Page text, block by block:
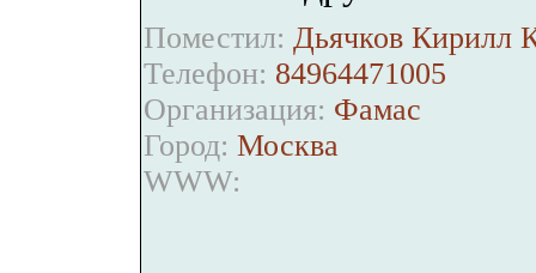
Поместил: Дьячков Кирилл
Телефон: 84964471005
Организация: Фамас
Город: Москва
WWW: